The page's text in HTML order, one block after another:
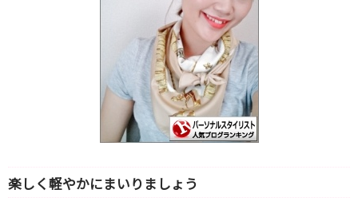
楽しく軽やかにまいりましょう